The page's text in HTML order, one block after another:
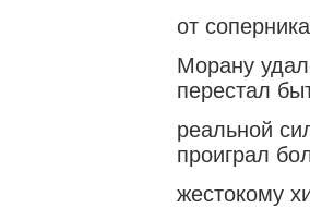
от
Морану
перестал
реальной
проиграл
жестокому